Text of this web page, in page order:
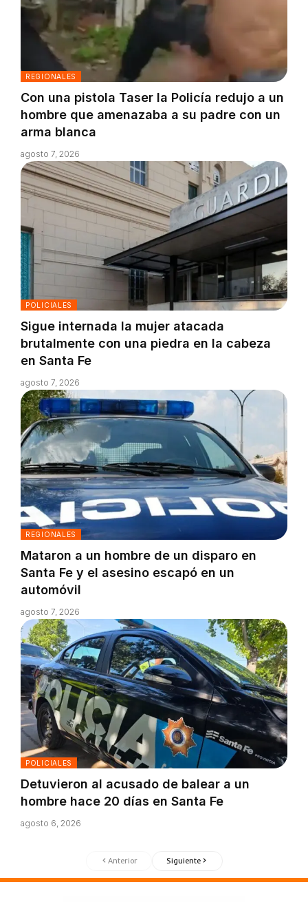
REGIONALES
Con una pistola Taser la Policía redujo a un
hombre que amenazaba a su padre con un
arma blanca
agosto 7, 2026
POLICIALES
Sigue internada la mujer atacada
brutalmente con una piedra en la cabeza
en Santa Fe
agosto 7, 2026
REGIONALES
Mataron a un hombre de un disparo en
Santa Fe y el asesino escapó en un
automóvil
agosto 7, 2026
POLICIALES
Detuvieron al acusado de balear a un
hombre hace 20 días en Santa Fe
agosto 6, 2026
Anterior Siguiente